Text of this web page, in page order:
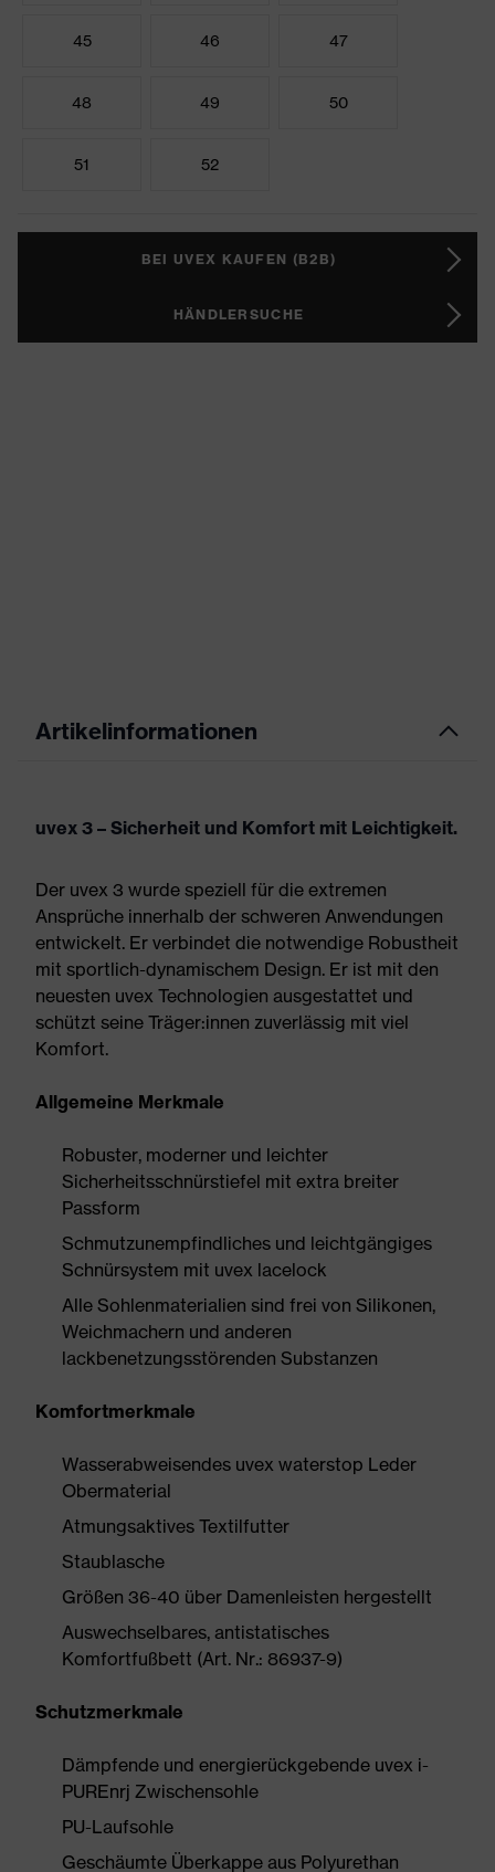
45 46 47
48 49 50
51 52
BEI UVEX KAUFEN (B2B)
HÄNDLERSUCHE
Artikelinformationen
uvex 3 – Sicherheit und Komfort mit Leichtigkeit.
Der uvex 3 wurde speziell für die extremen
Ansprüche innerhalb der schweren Anwendungen
entwickelt. Er verbindet die notwendige Robustheit
mit sportlich-dynamischem Design. Er ist mit den
neuesten uvex Technologien ausgestattet und
schützt seine Träger:innen zuverlässig mit viel
Komfort.
Allgemeine Merkmale
Robuster, moderner und leichter
Sicherheitsschnürstiefel mit extra breiter
Passform
Schmutzunempfindliches und leichtgängiges
Schnürsystem mit uvex lacelock
Alle Sohlenmaterialien sind frei von Silikonen,
Weichmachern und anderen
lackbenetzungsstörenden Substanzen
Komfortmerkmale
Wasserabweisendes uvex waterstop Leder
Obermaterial
Atmungsaktives Textilfutter
Staublasche
Größen 36-40 über Damenleisten hergestellt
Auswechselbares, antistatisches
Komfortfußbett (Art. Nr.: 86937-9)
Schutzmerkmale
Dämpfende und energierückgebende uvex i-
PUREnrj Zwischensohle
PU-Laufsohle
Geschäumte Überkappe aus Polyurethan